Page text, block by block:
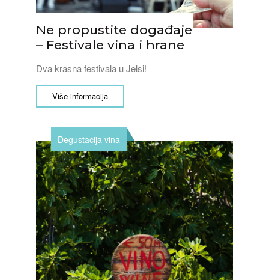
Ne propustite događaje
– Festivale vina i hrane
Dva krasna festivala u Jelsi!
Više informacija
Degustacija vina